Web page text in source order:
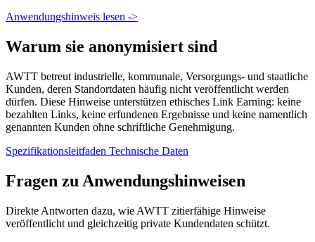
Anwendungshinweis lesen ->
Warum sie anonymisiert sind
AWTT betreut industrielle, kommunale, Versorgungs- und staatliche
Kunden, deren Standortdaten häufig nicht veröffentlicht werden
dürfen. Diese Hinweise unterstützen ethisches Link Earning: keine
bezahlten Links, keine erfundenen Ergebnisse und keine namentlich
genannten Kunden ohne schriftliche Genehmigung.
Spezifikationsleitfaden Technische Daten
Fragen zu Anwendungshinweisen
Direkte Antworten dazu, wie AWTT zitierfähige Hinweise
veröffentlicht und gleichzeitig private Kundendaten schützt.